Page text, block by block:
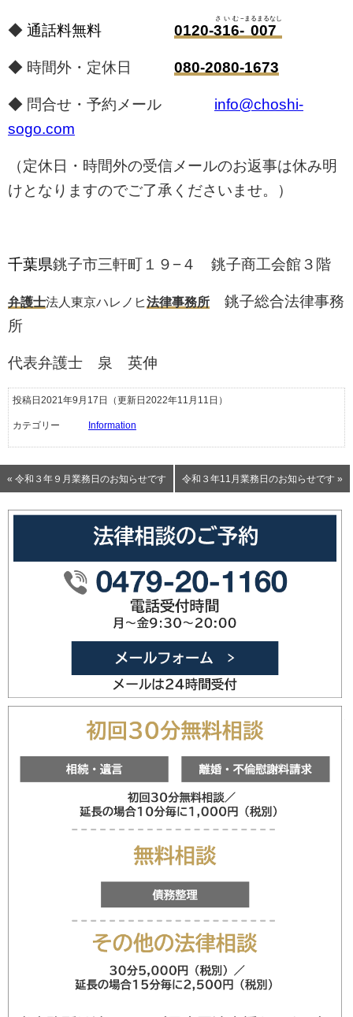
◆ 通話料無料 0120-316
さいむ
-
−
007
まるまるなし
◆ 時間外・定休日 080-2080-1673
◆ 問合せ・予約メール
info@choshi-
sogo.com
（定休日・時間外の受信メールのお返事は休み明
けとなりますのでご了承くださいませ。）
千葉県銚子市三軒町１９−４ 銚子商工会館３階
弁護士法人東京ハレノヒ法律事務所
銚子総合法律事務
所
代表弁護士 泉 英伸
投稿日2021年9月17日 （更新日2022年11月11日）
カテゴリー Information
« 令和３年９月業務日のお知らせです 令和３年11月業務日のお知らせです »